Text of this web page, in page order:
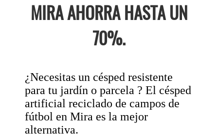
MIRA AHORRA HASTA UN
70%.
¿Necesitas un césped resistente
para tu jardín o parcela ? El césped
artificial reciclado de campos de
fútbol en Mira es la mejor
alternativa.